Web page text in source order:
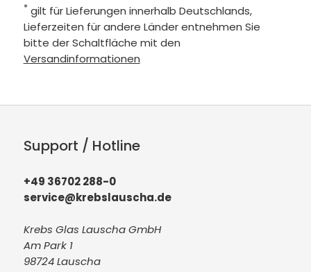
* gilt für Lieferungen innerhalb Deutschlands,
Lieferzeiten für andere Länder entnehmen Sie
bitte der Schaltfläche mit den
Versandinformationen
Support / Hotline
+49 36702 288-0
service@krebslauscha.de
Krebs Glas Lauscha GmbH
Am Park 1
98724 Lauscha